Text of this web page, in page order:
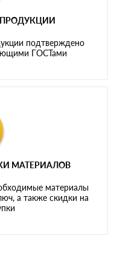
подтверждено
ГОСТами
МАТЕРИАЛОВ
материалы
а также скидки на